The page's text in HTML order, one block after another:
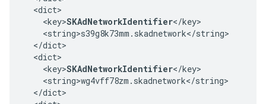
  <dict>
    <key>
SKAdNetworkIdentifier</key>
    <string>s39g8k73mm.skadnetwork</string>
  </dict>
  <dict>
    <key>
SKAdNetworkIdentifier</key>
    <string>wg4vff78zm.skadnetwork</string>
  </dict>